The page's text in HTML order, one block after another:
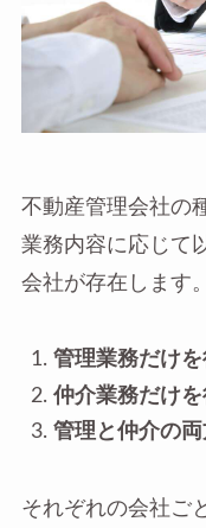
不動産管理会社の
業務内容に応じて
会社が存在します。
管理業務だけ
仲介業務だけ
管理と仲介の
それぞれの会社ご